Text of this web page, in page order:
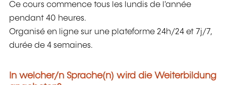
Ce cours commence tous les lundis de l'année
pendant 40 heures.
Organisé en ligne sur une plateforme 24h/24 et 7j/7,
durée de 4 semaines.
In welcher/n Sprache(n) wird die Weiterbildung